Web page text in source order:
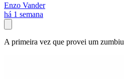
Enzo Vander
há 1 semana
A primeira vez que provei um zumbiu